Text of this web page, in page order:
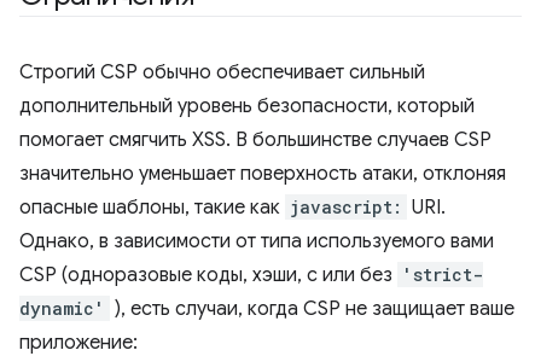
Строгий CSP обычно обеспечивает сильный
дополнительный уровень безопасности, который
помогает смягчить XSS. В большинстве случаев CSP
значительно уменьшает поверхность атаки, отклоняя
опасные шаблоны, такие как javascript: URI.
Однако, в зависимости от типа используемого вами
CSP (одноразовые коды, хэши, с или без
'strict-
dynamic'
), есть случаи, когда CSP не защищает ваше
приложение: